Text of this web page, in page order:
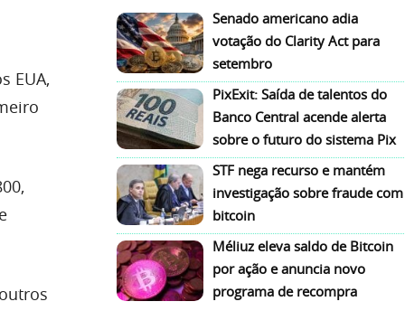
EUA,
Senado americano adia
votação do Clarity Act para
setembro
PixExit: Saída de talentos do
Banco Central acende alerta
sobre o futuro do sistema Pix
STF nega recurso e mantém
investigação sobre fraude com
bitcoin
Méliuz eleva saldo de Bitcoin
por ação e anuncia novo
programa de recompra